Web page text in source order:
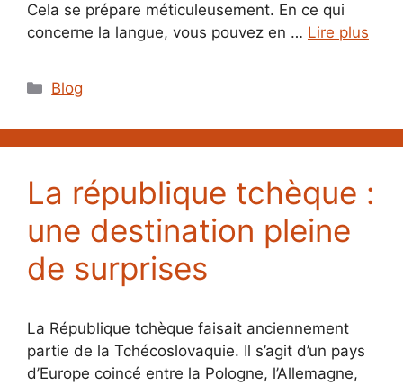
Cela se prépare méticuleusement. En ce qui
concerne la langue, vous pouvez en … Lire plus
Catégories
Blog
La république tchèque :
une destination pleine
de surprises
La République tchèque faisait anciennement
partie de la Tchécoslovaquie. Il s’agit d’un pays
d’Europe coincé entre la Pologne, l’Allemagne,